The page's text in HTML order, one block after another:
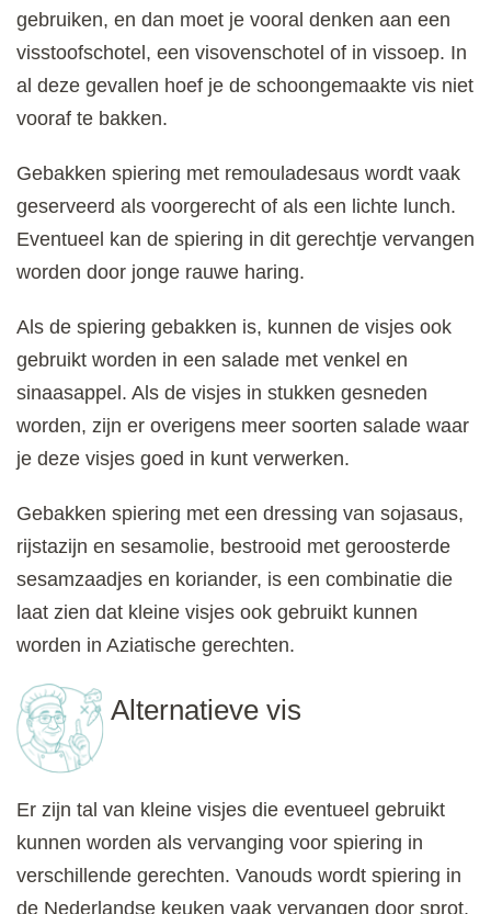
gebruiken, en dan moet je vooral denken aan een
visstoofschotel, een visovenschotel of in vissoep. In
al deze gevallen hoef je de schoongemaakte vis niet
vooraf te bakken.
Gebakken spiering met remouladesaus wordt vaak
geserveerd als voorgerecht of als een lichte lunch.
Eventueel kan de spiering in dit gerechtje vervangen
worden door jonge rauwe haring.
Als de spiering gebakken is, kunnen de visjes ook
gebruikt worden in een salade met venkel en
sinaasappel. Als de visjes in stukken gesneden
worden, zijn er overigens meer soorten salade waar
je deze visjes goed in kunt verwerken.
Gebakken spiering met een dressing van sojasaus,
rijstazijn en sesamolie, bestrooid met geroosterde
sesamzaadjes en koriander, is een combinatie die
laat zien dat kleine visjes ook gebruikt kunnen
worden in Aziatische gerechten.
Alternatieve vis
Er zijn tal van kleine visjes die eventueel gebruikt
kunnen worden als vervanging voor spiering in
verschillende gerechten. Vanouds wordt spiering in
de Nederlandse keuken vaak vervangen door sprot.